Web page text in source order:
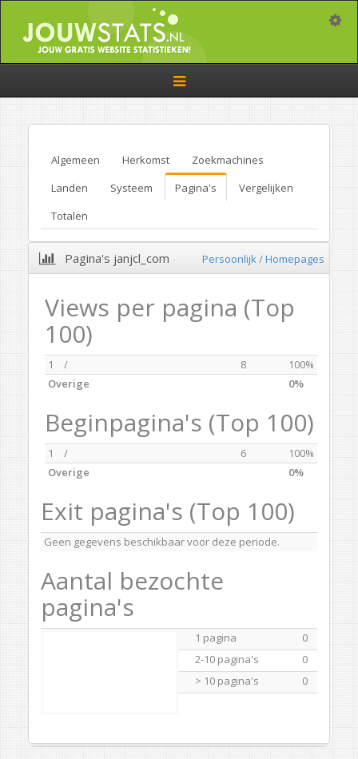
Toggle
navigation
Algemeen Herkomst
Zoekmachines
Landen
Systeem Pagina's
Vergelijken
Totalen
Pagina's janjcl_com Persoonlijk /Homepages
Views per pagina (Top
100)
1 / 8
100%
Overige
0%
Beginpagina's (Top 100)
1 / 6
100%
Overige
0%
Exit pagina's (Top 100)
Geen gegevens beschikbaar voor deze periode.
Aantal bezochte
pagina's
1 pagina
0
2-10 pagina's
0
> 10 pagina's
0